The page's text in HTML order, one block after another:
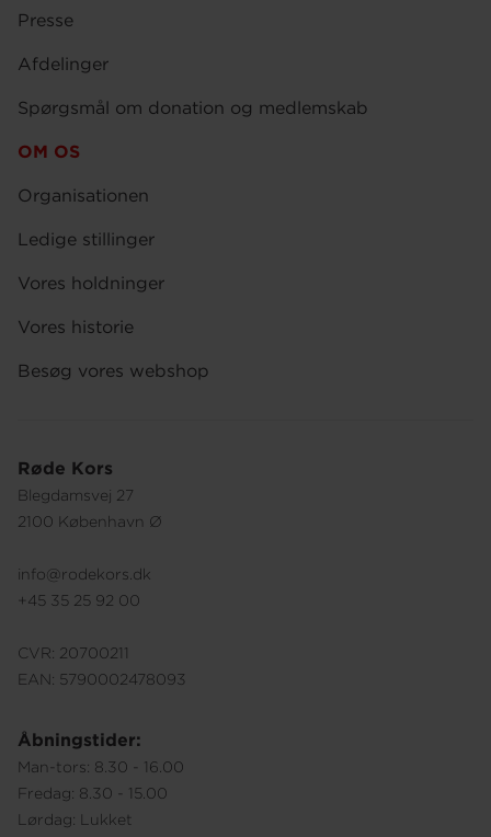
Røde Kors
Blegdamsvej 27
2100 København Ø
info@rodekors.dk
+45 35 25 92 00
CVR: 20700211
EAN: 5790002478093
Åbningstider:
Man-tors: 8.30 - 16.00
Fredag: 8.30 - 15.00
Lørdag: Lukket
Presse
Afdelinger
Spørgsmål om donation og medlemskab
OM OS
Organisationen
Ledige stillinger
Vores holdninger
Vores historie
Besøg vores webshop